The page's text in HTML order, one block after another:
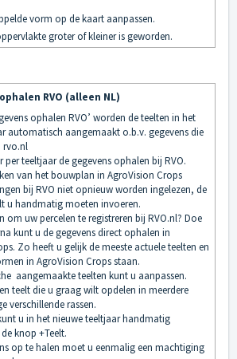
vorm op de kaart aanpassen.
groter of kleiner is geworden.
RVO (alleen NL)
ophalen RVO’ worden de teelten in het
automatisch aangemaakt o.b.v. gegevens die
rvo.nl
per teeltjaar de gegevens ophalen bij RVO.
van het bouwplan in AgroVision Crops
bij RVO niet opnieuw worden ingelezen, de
u handmatig moeten invoeren.
om uw percelen te registreren bij RVO.nl? Doe
kunt u de gegevens direct ophalen in
Zo heeft u gelijk de meeste actuele teelten en
in AgroVision Crops staan.
aangemaakte teelten kunt u aanpassen.
teelt die u graag wilt opdelen in meerdere
verschillende rassen.
u in het nieuwe teeltjaar handmatig
knop +Teelt.
op te halen moet u eenmalig een machtiging